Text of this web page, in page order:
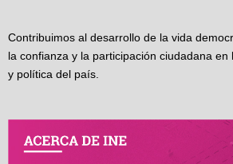
Contribuimos al desarrollo de la vida
la confianza y la participación ciudadana en
y política del país.